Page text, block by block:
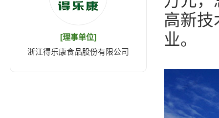
[理事单位]
浙江得乐康食品股份有限公司
高新技
业。